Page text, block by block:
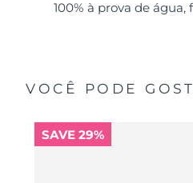
100% à prova de
VOCÊ PODE
SAVE 29%